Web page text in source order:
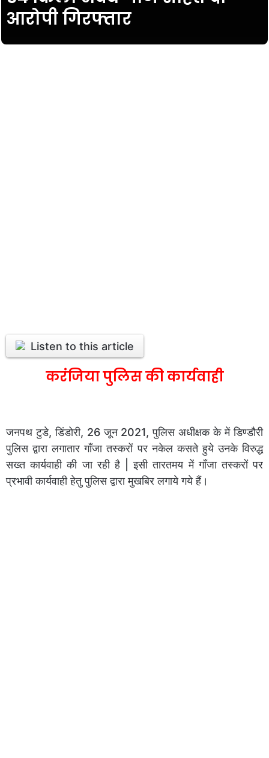
आरोपी गिरफ्तार
Listen to this article
करंजिया पुलिस की कार्यवाही
जनपथ टुडे, डिंडोरी, 26 जून 2021, पुलिस अधीक्षक के में डिण्डौरी
पुलिस द्वारा लगातार गाँजा तस्करों पर नकेल कसते हुये उनके विरुद्ध
सख्त कार्यवाही की जा रही है | इसी तारतमय में गाँजा तस्करों पर
प्रभावी कार्यवाही हेतु पुलिस द्वारा मुखबिर लगाये गये हैं।